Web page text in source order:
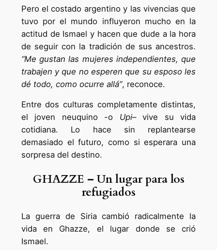
Pero el costado argentino y las vivencias que
tuvo por el mundo influyeron mucho en la
actitud de Ismael y hacen que dude a la hora
de seguir con la tradición de sus ancestros.
“Me gustan las mujeres independientes, que
trabajen y que no esperen que su esposo les
dé todo, como ocurre allá”, reconoce.
Entre dos culturas completamente distintas,
el joven neuquino -o Upi– vive su vida
cotidiana. Lo hace sin replantearse
demasiado el futuro, como si esperara una
sorpresa del destino.
GHAZZE – Un lugar para los
refugiados
La guerra de Siria cambió radicalmente la
vida en Ghazze, el lugar donde se crió
Ismael.